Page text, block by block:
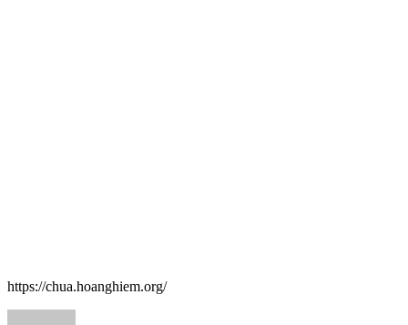
https://chua.hoanghiem.org/